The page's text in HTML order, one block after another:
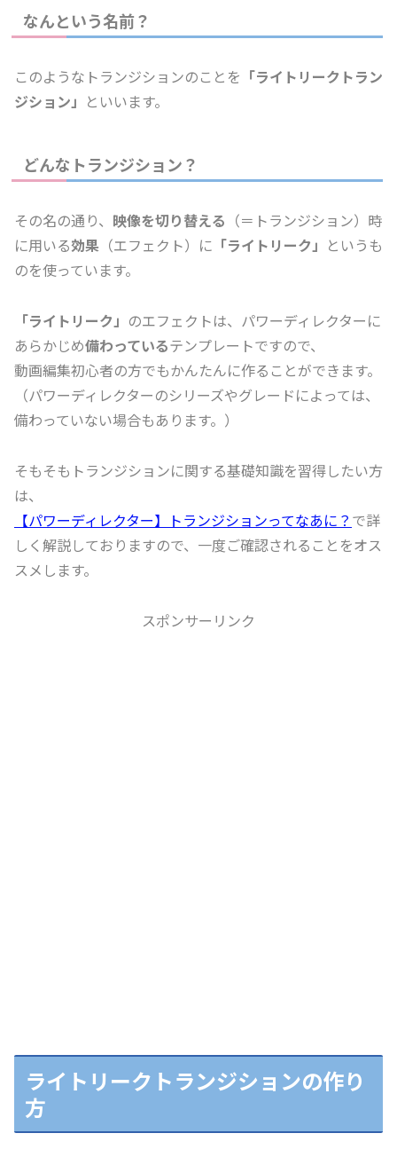
なんという名前？
このようなトランジションのことを 「ライトリークトラン
ジション」 といいます。
どんなトランジション？
その名の通り、 映像を切り替える （＝トランジション）時
に用いる効果 （エフェクト）に 「ライトリーク」 というも
のを使っています。
「ライトリーク」 のエフェクトは、パワーディレクターに
あらかじめ備わっているテンプレートですので、
動画編集初心者の方でもかんたんに作ることができます。
（パワーディレクターのシリーズやグレードによっては、
備わっていない場合もあります。）
そもそもトランジションに関する基礎知識を習得したい方
は、
【パワーディレクター】トランジションってなあに？ で詳
しく解説しておりますので、一度ご確認されることをオス
スメします。
スポンサーリンク
ライトリークトランジションの作り
方